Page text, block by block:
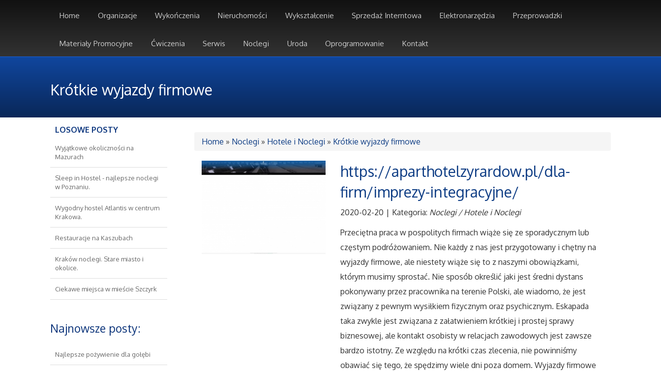
Home Organizacje Wykończenia Nieruchomości Wykształcenie Sprzedaż Interntowa Elektronarzędzia Przeprowadzki
Materiały Promocyjne Ćwiczenia Serwis Noclegi Uroda Oprogramowanie Kontakt
Krótkie wyjazdy firmowe
LOSOWE POSTY
Wyjątkowe okoliczności na
Mazurach
Sleep in Hostel - najlepsze noclegi
w Poznaniu.
Wygodny hostel Atlantis w centrum
Krakowa.
Restauracje na Kaszubach
Kraków noclegi. Stare miasto i
okolice.
Ciekawe miejsca w mieście Szczyrk
Najnowsze posty:
Najlepsze pożywienie dla gołębi
Home » Noclegi » Hotele i Noclegi » Krótkie wyjazdy firmowe
https://aparthotelzyrardow.pl/dla-
firm/imprezy-integracyjne/
2020-02-20 | Kategoria: Noclegi / Hotele i Noclegi
Przeciętna praca w pospolitych firmach wiąże się ze sporadycznym lub
częstym podróżowaniem. Nie każdy z nas jest przygotowany i chętny na
wyjazdy firmowe, ale niestety wiąże się to z naszymi obowiązkami,
którym musimy sprostać. Nie sposób określić jaki jest średni dystans
pokonywany przez pracownika na terenie Polski, ale wiadomo, że jest
związany z pewnym wysiłkiem fizycznym oraz psychicznym. Eskapada
taka zwykle jest związana z załatwieniem krótkiej i prostej sprawy
biznesowej, ale kontakt osobisty w relacjach zawodowych jest zawsze
bardzo istotny. Ze względu na krótki czas zlecenia, nie powinniśmy
obawiać się tego, że spędzimy wiele dni poza domem. Wyjazdy firmowe